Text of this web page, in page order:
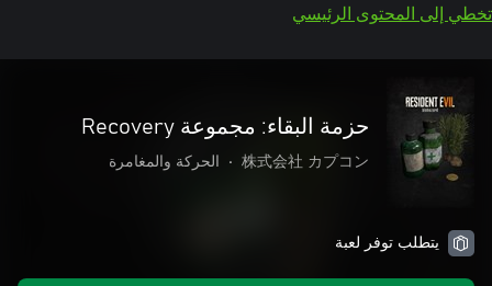
تخطي إلى المحتوى الرئيسي
حزمة البقاء: مجموعة Recovery
株式会社 カプコン
• الحركة والمغامرة
يتطلب توفر لعبة